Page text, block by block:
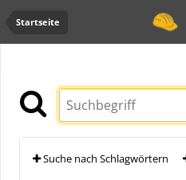
Startseite
Suche nach Schlagwörtern